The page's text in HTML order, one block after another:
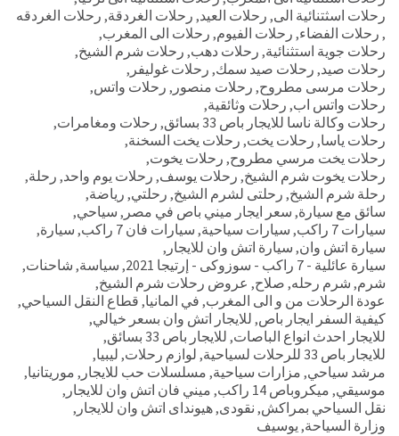
رحلات اسثتنائية الى, رحلات العيد, رحلات الغردقة, رحلات الغردقه
, رحلات الفضاء, رحلات الفيوم, رحلات الى المغرب,
رحلات جوية استثنائية, رحلات دهب, رحلات شرم الشيخ,
رحلات صيد, رحلات صيد سمك, رحلات غوليفر ,
رحلات مرسى مطروح, رحلات منصور , رحلات واتس,
رحلات واتس اب, رحلات وثائقية,
رحلات وكالة ناسا للايجار باص 33 بسائق
, رحلات ومغامرات,
رحلات ياسا, رحلات يخت, رحلات يخت السخنة,
رحلات يخت مرسي مطروح, رحلات يخوت,
رحلات يخوت شرم الشيخ, رحلات يوسف, رحلات يوم واحد, رحلة,
رحلة شرم الشيخ, رحلتى لشرم الشيخ, رحلتي, رياضة,
سائق مع سيارة, سعر ايجار ميني باص في مصر , سياحي,
سيارات 7 راكب
, سيارات سياحية, سيارات فان 7 راكب , سيارة,
سيارة اتش وان, سيارة اتش وان للايجار ,
سيارة عائلية - 7 راكب - سوزوكى - إرتيجا 2021
, سياسة, شاحنات,
شرم, شرم رحله, صلاح, عروض رحلات شرم الشيخ,
عودة الرحلات من و الى المغرب, في المانيا, قطاع النقل السياحي,
كيفية السفر ايجار باص, للايجار اتش وان بسعر خيالي,
للايجار احدث انواع الباصات, للايجار باص 33 بسائق
,
للايجار باص 33 للرحلات لسياحية
, لوازم رحلات, ليبيا,
مرشد سياحي, مزارات سياحية, مسلسلات حب للايجار , موريتانيا,
موسيقي, ميكروباص 14 راكب , ميني فان اتش وان للايجار ,
نقل السياحي بمراكش, نقودى,هيونداى اتش وان للايجار ,
وزارة السياحة, يوسيف